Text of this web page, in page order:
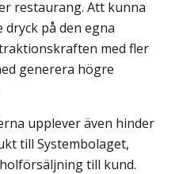
restaurang. Att kunna
på den egna
med fler
generera högre
upplever även hinder
till Systembolaget,
till kund.